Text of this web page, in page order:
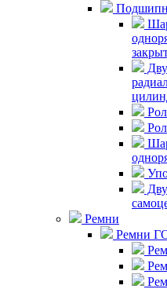
Ремни
Ремни